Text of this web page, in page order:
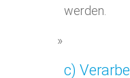
werden.
c)